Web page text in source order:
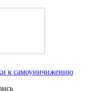
к самоуничижению